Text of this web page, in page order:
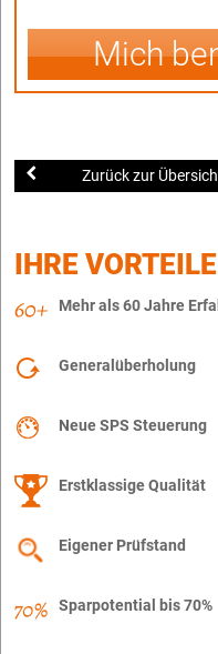
Mich
Zurück zur
IHRE VORTEILE
Mehr als 60 Jahre
Generalüberholung
Neue SPS Steuerung
Erstklassige Qualität
Eigener Prüfstand
Sparpotential bis 70%